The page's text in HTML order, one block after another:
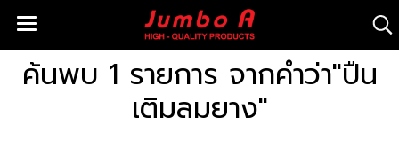
ค้นพบ 1 รายการ จากคำว่า"ปืน
เติมลมยาง"